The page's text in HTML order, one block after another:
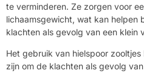
te verminderen. Ze zorgen voor
lichaamsgewicht, wat kan helpen
klachten als gevolg van een klein
Het gebruik van hielspoor
zijn om de klachten als gevolg